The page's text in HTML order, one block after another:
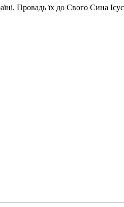
Провадь їх до Свого Сина